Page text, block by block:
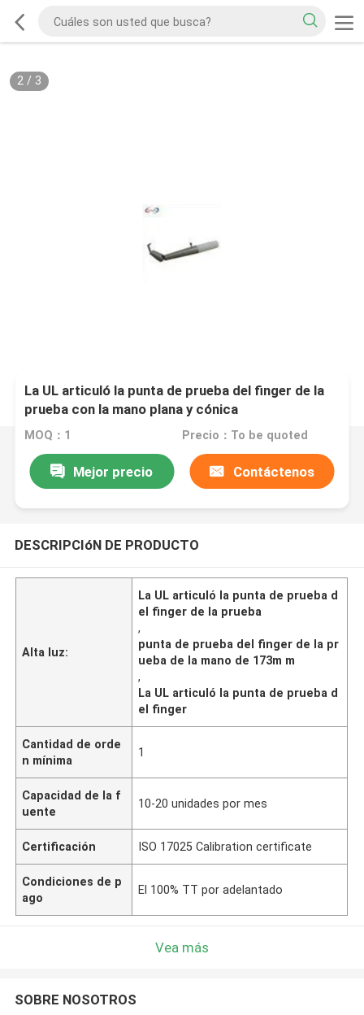
2/ 3
La UL articuló la punta de prueba del finger de la
prueba con la mano plana y cónica
MOQ：1 Precio：To be quoted
Mejor precio Contáctenos
DESCRIPCIóN DE PRODUCTO
Alta luz:
La UL articuló la punta de prueba d
el finger de la prueba
,
punta de prueba del finger de la pr
ueba de la mano de 173m m
,
La UL articuló la punta de prueba d
el finger
Cantidad de orde
n mínima
1
Capacidad de la f
uente
10-20 unidades por mes
Certificación ISO 17025 Calibration certificate
Condiciones de p
ago
El 100% TT por adelantado
Vea más
SOBRE NOSOTROS